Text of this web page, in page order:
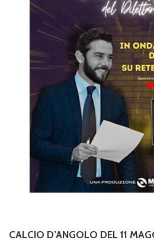
CALCIO D’ANGOLO DEL 11